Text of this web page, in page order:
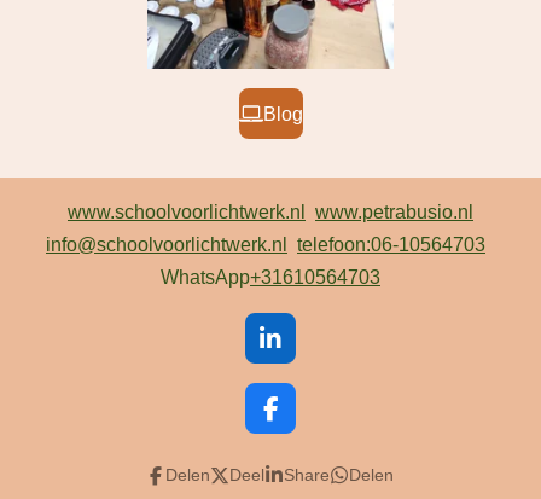
Blog
www.schoolvoorlichtwerk.nl
www.petrabusio.nl
info@schoolvoorlichtwerk.nl
telefoon:06-10564703
WhatsApp+31610564703
L
n
k
e
d
I
F
c
e
Delen Deel Share Delen